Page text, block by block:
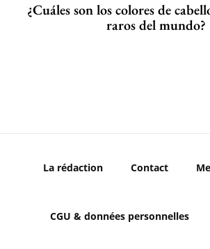
¿Cuáles son los colores de
raros del mundo?
La rédaction Contact
CGU & données personnelles